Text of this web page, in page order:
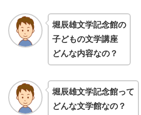
堀辰雄文学記念館の
子どもの文学講座
どんな内容なの？
堀辰雄文学記念館って
どんな文学館なの？